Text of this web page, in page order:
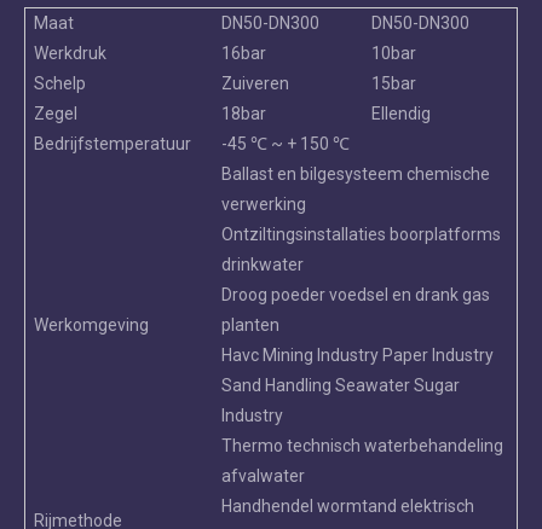
Maat DN50-DN300
DN50-DN300
Werkdruk
16bar
10bar
Schelp
Zuiveren
15bar
Zegel
18bar
Ellendig
Bedrijfstemperatuur
-45 ℃ ~ + 150 ℃
Werkomgeving
Ballast en bilgesysteem chemische
verwerking
Ontziltingsinstallaties boorplatforms
drinkwater
Droog poeder voedsel en drank gas
planten
Havc Mining Industry Paper Industry
Sand Handling Seawater Sugar
Industry
Thermo technisch waterbehandeling
afvalwater
Rijmethode
Handhendel wormtand elektrisch